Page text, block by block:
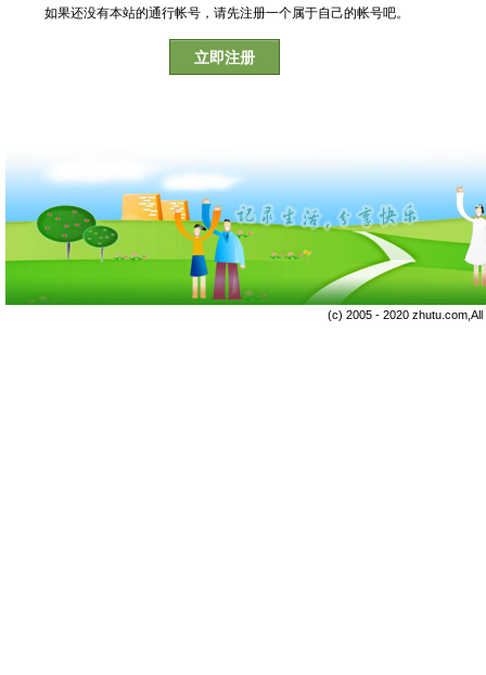
如果还没有本站的通行帐号，请先注册一个属于自己的帐号吧。
立即注册
(c) 2005 - 2020